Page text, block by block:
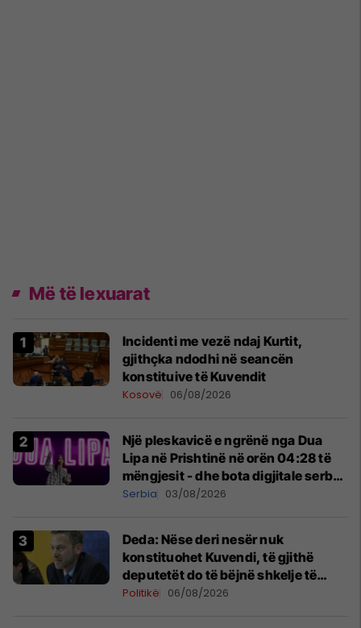
Më të lexuarat
Incidenti me vezë ndaj Kurtit,
gjithçka ndodhi në seancën
konstituive të Kuvendit
Kosovë 06/08/2026
Një pleskavicë e ngrënë nga Dua
Lipa në Prishtinë në orën 04:28 të
mëngjesit - dhe bota digjitale serbe
shpall gjendjen e luftës
Serbia 03/08/2026
Deda: Nëse deri nesër nuk
konstituohet Kuvendi, të gjithë
deputetët do të bëjnë shkelje të
rëndë kushtetuese
Politikë 06/08/2026